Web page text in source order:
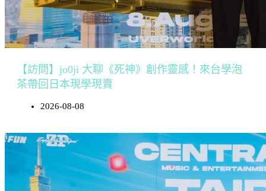
【訪問】jo0ji 大聊《死神》創作靈感！來台學泡
茶帶回日本現學現賣
2026-08-08